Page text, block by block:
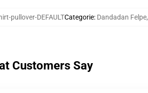
pullover-DEFAULTCategorie: Dandadan Felpe,
Customers Say